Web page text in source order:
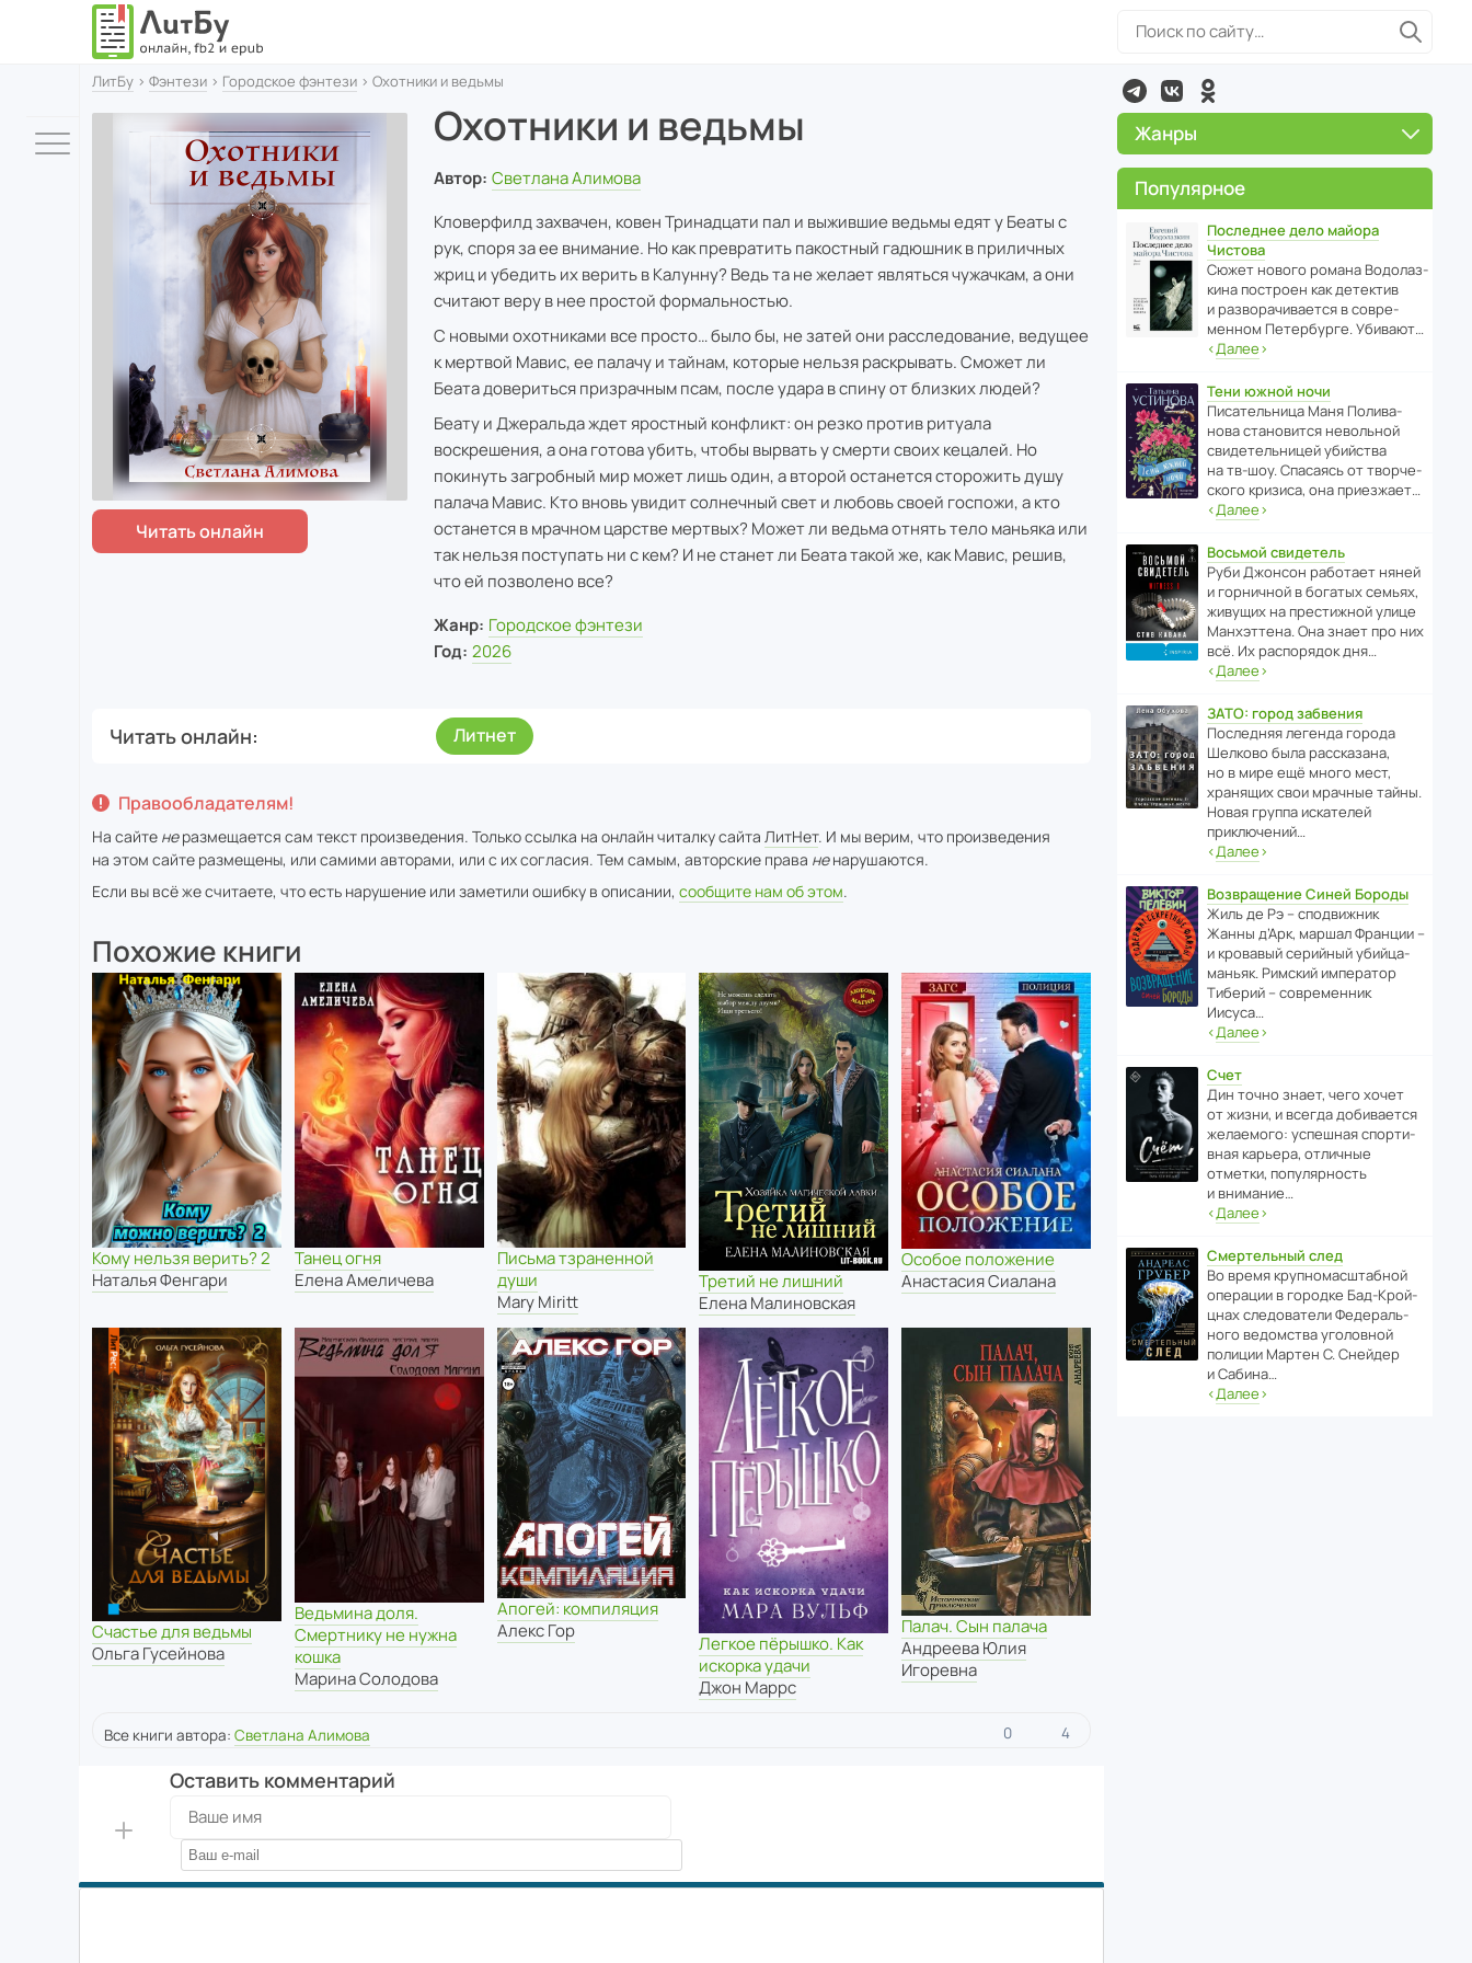
ЛитБу › Фэнтези › Городское фэнтези › Охотники и ведьмы
Охотники и ведьмы
Автор: Светлана Алимова
Кловерфилд захвачен, ковен Тринадцати пал и выжившие ведьмы едят у Беаты с
рук, споря за ее внимание. Но как превратить пакостный гадюшник в приличных
жриц и убедить их верить в Калунну? Ведь та не желает являться чужачкам, а они
считают веру в нее простой формальностью.
С новыми охотниками все просто… было бы, не затей они расследование, ведущее
к мертвой Мавис, ее палачу и тайнам, которые нельзя раскрывать. Сможет ли
Беата довериться призрачным псам, после удара в спину от близких людей?
Беату и Джеральда ждет яростный конфликт: он резко против ритуала
воскрешения, а она готова убить, чтобы вырвать у смерти своих кецалей. Но
покинуть загробный мир может лишь один, а второй останется сторожить душу
палача Мавис. Кто вновь увидит солнечный свет и любовь своей госпожи, а кто
останется в мрачном царстве мертвых? Может ли ведьма отнять тело маньяка или
так нельзя поступать ни с кем? И не станет ли Беата такой же, как Мавис, решив,
что ей позволено все?
Жанр: Городское фэнтези
Год: 2026
Читать онлайн Литнет
Правообладателям!
На сайте неразмещается сам текст произведения. Только ссылка на онлайн читалку сайта ЛитНет. И мы верим, что произведения
на этом сайте размещены, или самими авторами, или с их согласия. Тем самым, авторские права ненарушаются.
Если вы всё же считаете, что есть нарушение или заметили ошибку в описании, сообщите нам об этом.
Похожие книги
Кому нельзя верить? 2
Наталья Фенгари
Танец огня
Елена Амеличева
Письма тзраненной
души
Mary Miritt
Третий не лишний
Елена Малиновская
Особое положение
Анастасия Сиалана
Счастье для ведьмы
Ольга Гусейнова
Ведьмина доля.
Смертнику не нужна
кошка
Марина Солодова
Апогей: компиляция
Алекс Гор
Легкое пёрышко. Как
искорка удачи
Джон Маррс
Палач. Сын палача
Андреева Юлия
Игоревна
Все книги автора: Светлана Алимова 0 4
Оставить комментарий
Жанры
Популярное
Последнее дело майора
Чистова
Сюжет нового романа Водо­ла­з­
кина пост­роен как дете­ктив
и разво­ра­чи­ва­ется в совре­
менном Пете­р­бурге. Убивают…
‹Далее›
Тени южной ночи
Писа­тель­ница Маня Поли­ва­
нова стано­вится невольной
свиде­тель­ницей убийства
на тв-шоу. Спасаясь от твор­че­
с­кого кризиса, она приезжает…
‹Далее›
Восьмой свидетель
Руби Джонсон рабо­тает няней
и горни­чной в богатых семьях,
живущих на прес­ти­жной улице
Манх­эт­тена. Она знает про них
всё. Их распо­рядок дня…
‹Далее›
ЗАТО: город забвения
После­дняя легенда города
Шелково была расска­зана,
но в мире ещё много мест,
хранящих свои мрачные тайны.
Новая группа иска­телей
приключений…
‹Далее›
Возвращение Синей Бороды
Жиль де Рэ – спод­ви­жник
Жанны д’Арк, маршал Франции –
и кровавый серийный убийца-
маньяк. Римский импе­ратор
Тиберий – совре­менник
Иисуса…
‹Далее›
Счет
Дин точно знает, чего хочет
от жизни, и всегда доби­ва­ется
жела­е­мого: успе­шная спор­ти­
вная карьера, отли­чные
отметки, попу­ля­р­ность
и внимание…
‹Далее›
Смертельный след
Во время круп­но­мас­ш­та­бной
операции в городке Бад‑Крой­
цнах следо­ва­тели Феде­раль­
ного ведомства уголо­вной
полиции Мартен С. Снейдер
и Сабина…
‹Далее›